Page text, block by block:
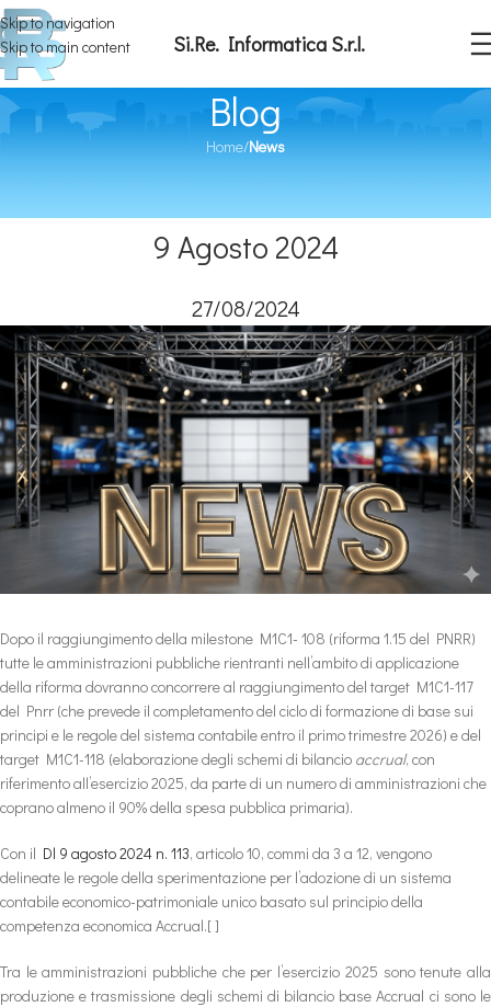
Skip to navigation
Skip to main content
Si.Re. Informatica S.r.l.
Blog
Home/News
9 Agosto 2024
27/08/2024
Dopo il raggiungimento della milestone M1C1- 108 (riforma 1.15 del PNRR)
tutte le amministrazioni pubbliche rientranti nell’ambito di applicazione
della riforma dovranno concorrere al raggiungimento del target M1C1-117
del Pnrr (che prevede il completamento del ciclo di formazione di base sui
principi e le regole del sistema contabile entro il primo trimestre 2026) e del
target M1C1-118 (elaborazione degli schemi di bilancio accrual, con
riferimento all’esercizio 2025, da parte di un numero di amministrazioni che
coprano almeno il 90% della spesa pubblica primaria).
Con il Dl 9 agosto 2024 n. 113, articolo 10, commi da 3 a 12, vengono
delineate le regole della sperimentazione per l’adozione di un sistema
contabile economico-patrimoniale unico basato sul principio della
competenza economica Accrual.[ ]
Tra le amministrazioni pubbliche che per l’esercizio 2025 sono tenute alla
produzione e trasmissione degli schemi di bilancio base Accrual ci sono le